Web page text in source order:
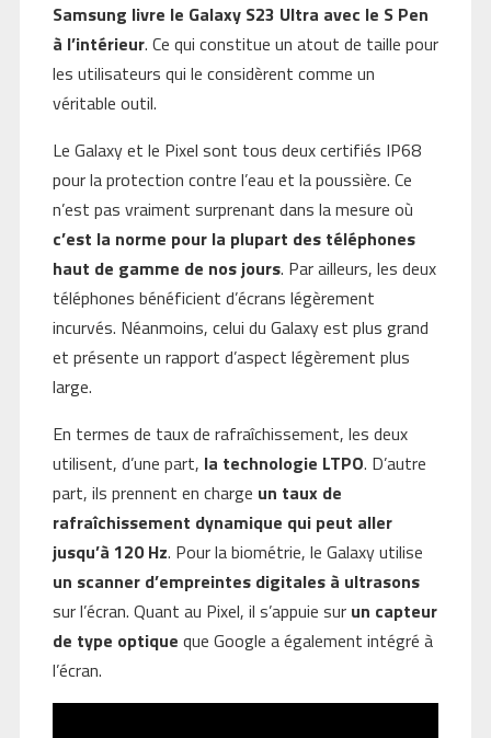
Samsung livre le Galaxy S23 Ultra avec le S Pen
à l’intérieur. Ce qui constitue un atout de taille pour
les utilisateurs qui le considèrent comme un
véritable outil.
Le Galaxy et le Pixel sont tous deux certifiés IP68
pour la protection contre l’eau et la poussière. Ce
n’est pas vraiment surprenant dans la mesure où
c’est la norme pour la plupart des téléphones
haut de gamme de nos jours. Par ailleurs, les deux
téléphones bénéficient d’écrans légèrement
incurvés. Néanmoins, celui du Galaxy est plus grand
et présente un rapport d’aspect légèrement plus
large.
En termes de taux de rafraîchissement, les deux
utilisent, d’une part, la technologie LTPO. D’autre
part, ils prennent en charge un taux de
rafraîchissement dynamique qui peut aller
jusqu’à 120 Hz. Pour la biométrie, le Galaxy utilise
un scanner d’empreintes digitales à ultrasons
sur l’écran. Quant au Pixel, il s’appuie sur un capteur
de type optique que Google a également intégré à
l’écran.